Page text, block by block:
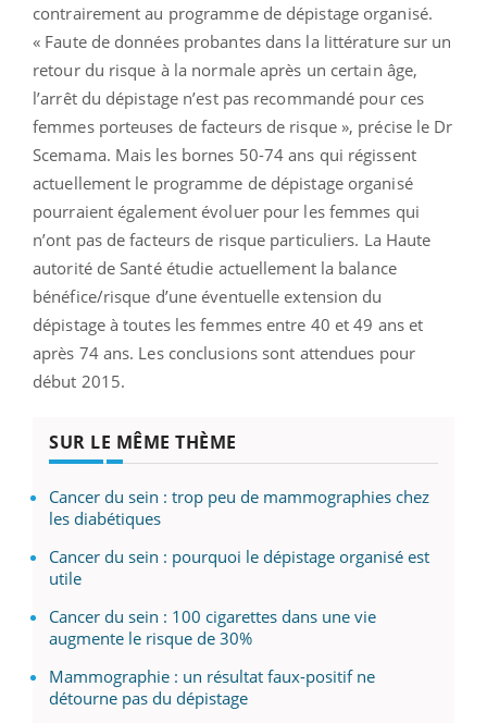
contrairement au programme de dépistage organisé.
« Faute de données probantes dans la littérature sur un
retour du risque à la normale après un certain âge,
l’arrêt du dépistage n’est pas recommandé pour ces
femmes porteuses de facteurs de risque », précise le Dr
Scemama. Mais les bornes 50-74 ans qui régissent
actuellement le programme de dépistage organisé
pourraient également évoluer pour les femmes qui
n’ont pas de facteurs de risque particuliers. La Haute
autorité de Santé étudie actuellement la balance
bénéfice/risque d’une éventuelle extension du
dépistage à toutes les femmes entre 40 et 49 ans et
après 74 ans. Les conclusions sont attendues pour
début 2015.
SUR LE MÊME THÈME
Cancer du sein : trop peu de mammographies chez
les diabétiques
Cancer du sein : pourquoi le dépistage organisé est
utile
Cancer du sein : 100 cigarettes dans une vie
augmente le risque de 30%
Mammographie : un résultat faux-positif ne
détourne pas du dépistage